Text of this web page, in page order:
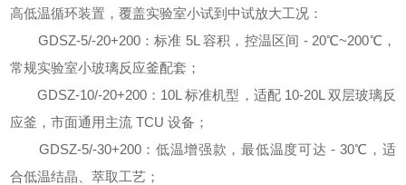
高低温循环装置，覆盖实验室小试到中试放大工况：
GDSZ-5/-20+200：标准 5L 容积，控温区间 - 20℃~200℃，
常规实验室小玻璃反应釜配套；
GDSZ-10/-20+200：10L 标准机型，适配 10-20L 双层玻璃反
应釜，市面通用主流 TCU 设备；
GDSZ-5/-30+200：低温增强款，最低温度可达 - 30℃，适
合低温结晶、萃取工艺；